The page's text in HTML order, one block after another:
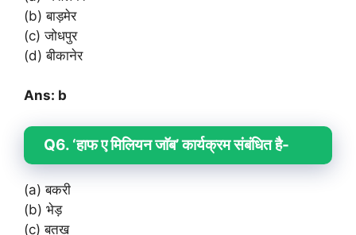
(b) बाड़मेर
(c) जोधपुर
(d) बीकानेर
Ans: b
Q6. ‘हाफ ए मिलियन जाॅब’ कार्यक्रम संबंधित है-
(a) बकरी
(b) भेड़
(c) बतख